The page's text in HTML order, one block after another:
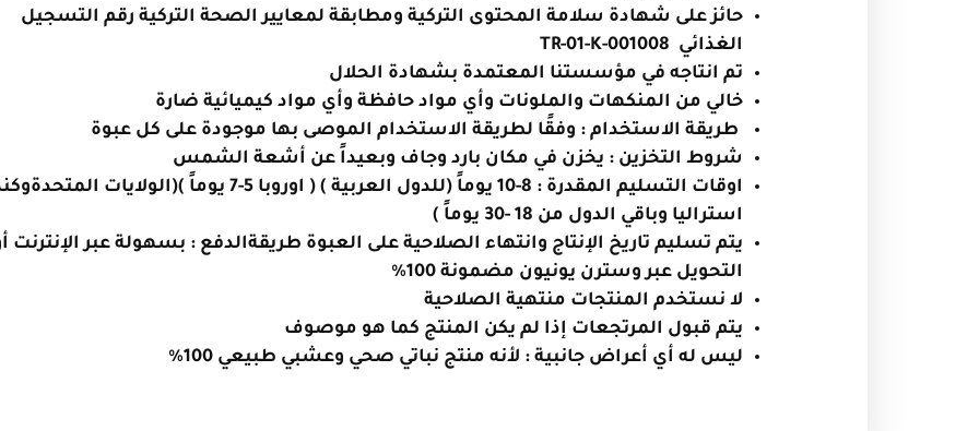
حائز على شهادة سلامة المحتوى التركية ومطابقة لمعايير الصحة التركية رقم التسجيل
الغذائي
تم انتاجه في مؤسستنا المعتمدة بشهادة الحلال
خالي من المنكهات والملونات وأي مواد حافظة وأي مواد كيميائية ضارة
طريقة الاستخدام : وفقًا لطريقة الاستخدام الموصى بها موجودة على كل عبوة
شروط التخزين : يخزن في مكان بارد وجاف وبعيداً عن أشعة الشمس
اوقات التسليم المقدرة :
8-10 يوماً (للدول العربية ) ( اوروبا 5-7 يوماً )(الولايات
استراليا وباقي الدول من 18 -30 يوماً )
يتم تسليم تاريخ الإنتاج وانتهاء الصلاحية على العبوة طريقةالدفع : بسهولة عبر الإنترنت
التحويل عبر وسترن يونيون مضمونة 100%
لا نستخدم المنتجات منتهية الصلاحية
يتم قبول المرتجعات إذا لم يكن المنتج كما هو موصوف
ليس له أي أعراض جانبية : لأنه منتج نباتي صحي وعشبي طبيعي 100
%